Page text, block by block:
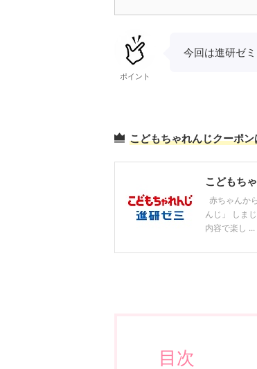
ポイント
今回は進研ゼ
こどもちゃれんじクーポ
こどもち
赤ちゃんか
んじ」 しま
内容で楽し ...
目次